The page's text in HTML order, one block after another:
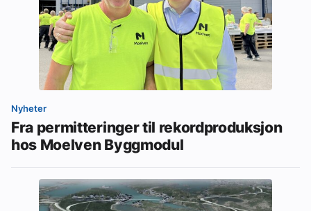
Nyheter
Fra permitteringer til rekordproduksjon
hos Moelven Byggmodul